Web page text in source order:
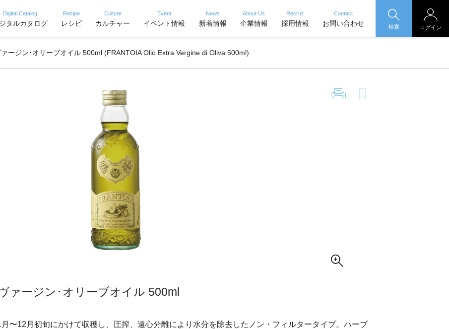
Digital Catalog
タルカタログ
Recipe
レシピ
Culture
カルチャー
Event
イベント情報
News
新着情報
About Us
企業情報
Recruit
採用情報
Contact
お問い合わせ 検索 ログイン
ージン･オリーブオイル 500ml (FRANTOIA Olio Extra Vergine di Oliva 500ml)
ァージン･オリーブオイル 500ml
〜12月初旬にかけて収穫し、圧搾、遠心分離により水分を除去したノン・フィルタータイプ。ハーブ